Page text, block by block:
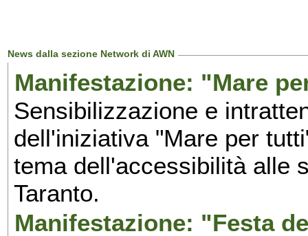
News dalla sezione Network di AWN
Manifestazione: "Mare
Sensibilizzazione e
dell'iniziativa "Mare per
tema dell'accessibilità alle
Taranto.
Manifestazione: "Festa